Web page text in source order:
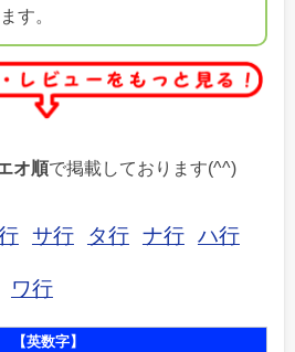
す。
オ順で掲載しております(^^)
サ行 タ行 ナ行 ハ行
ワ行
【英数字】